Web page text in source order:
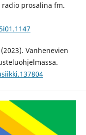
prosalina fm.
Vanhenevien